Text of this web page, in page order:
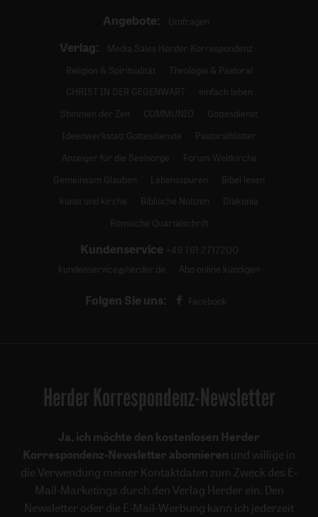
Angebote: Umfragen
Verlag:
Media Sales Herder Korrespondenz
Religion & Spiritualität
Theologie & Pastoral
CHRIST IN DER GEGENWART
einfach leben
Stimmen der Zeit
COMMUNIO
Gottesdienst
Ideenwerkstatt Gottesdienste
Pastoralblätter
Anzeiger für die Seelsorge
Forum Weltkirche
Gemeinsam Glauben
Lebensspuren
Bibel lesen
kunst und kirche
Biblische Notizen
Diakonia
Römische Quartalschrift
Kundenservice +49 761 2717200
kundenservice@herder.de
Abo online kündigen
Folgen Sie uns: Facebook
Herder Korrespondenz-Newsletter
Ja, ich möchte den kostenlosen Herder
Korrespondenz-Newsletter abonnieren und willige in
die Verwendung meiner Kontaktdaten zum Zweck des E-
Mail-Marketings durch den Verlag Herder ein. Den
Newsletter oder die E-Mail-Werbung kann ich jederzeit